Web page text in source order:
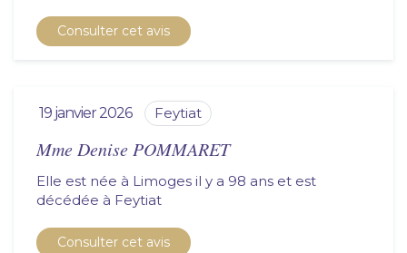
Consulter cet avis
19 janvier 2026 feytiat
Mme Denise POMMARET
Elle est née à Limoges il y a 98 ans et est
décédée à
feytiat
Consulter cet avis